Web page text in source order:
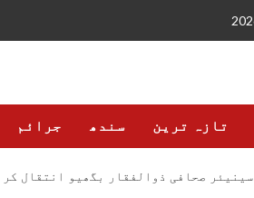
تازہ ترین سندھ جرائم
سینیئر صحافی ذوالفقار بگھیو انتقال کر